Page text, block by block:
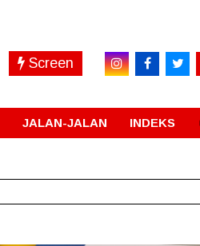
Screen
JALAN-JALAN INDEKS